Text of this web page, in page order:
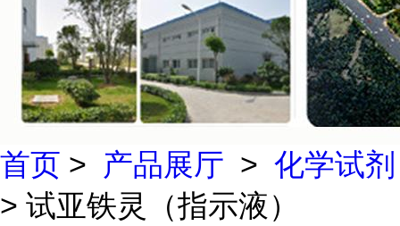
首页 > 产品展厅 > 化学试剂
> 试亚铁灵（指示液）